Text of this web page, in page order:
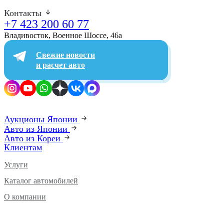
Контакты
+7 423 200 60 77
Владивосток, Военное Шоссе, 46а​
Свежие новости
и расчет авто
Аукционы Японии
Авто из Японии
Авто из Кореи
Клиентам
Услуги
Каталог автомобилей
О компании